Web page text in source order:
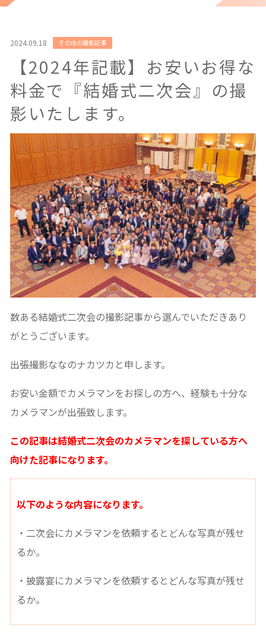
2024.09.18 その他の撮影記事
【2024年記載】お安いお得な
料金で『結婚式二次会』の撮
影いたします。
数ある結婚式二次会の撮影記事から選んでいただきあり
がとうございます。
出張撮影ななのナカツカと申します。
お安い金額でカメラマンをお探しの方へ、経験も十分な
カメラマンが出張致します。
この記事は結婚式二次会のカメラマンを探している方へ
向けた記事になります。
以下のような内容になります。
・二次会にカメラマンを依頼するとどんな写真が残せ
るか。
・披露宴にカメラマンを依頼するとどんな写真が残せ
るか。